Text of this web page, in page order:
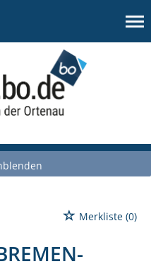
Merkliste (0)